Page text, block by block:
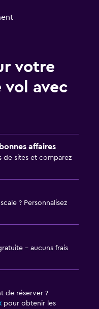
votre
vol avec
affaires
de sites et comparez
? Personnalisez
- aucuns frais
de réserver ?
pour obtenir les